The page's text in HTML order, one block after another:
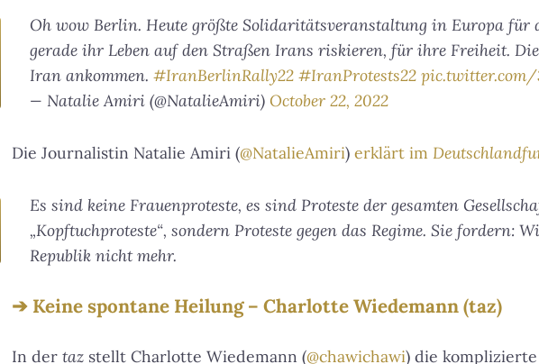
Oh wow Berlin. Heute größte Solidaritätsveranstaltung in Europa für
gerade ihr Leben auf den Straßen Irans riskieren, für ihre Freiheit.
Iran ankommen. #IranBerlinRally22 #IranProtests22 pic.twitter.com/
— Natalie Amiri (@NatalieAmiri) October 22, 2022
Die Journalistin Natalie Amiri (@NatalieAmiri) erklärt im
Es sind keine Frauenproteste, es sind Proteste der gesamten
„Kopftuchproteste“, sondern Proteste gegen das Regime. Sie fordern:
Republik nicht mehr.
Keine spontane Heilung – Charlotte Wiedemann (taz)
In der taz stellt Charlotte Wiedemann (@chawichawi) die komplizierte